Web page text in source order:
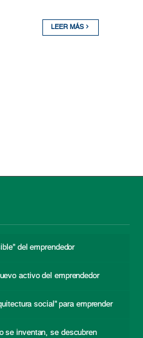
LEER MÁS
del emprendedor
activo del emprendedor
social” para emprender
se inventan, se descubren